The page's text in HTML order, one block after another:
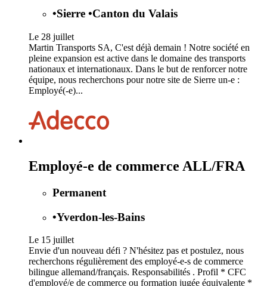
•Sierre •Canton du Valais
Le 28 juillet
Martin Transports SA, C'est déjà demain ! Notre société en
pleine expansion est active dans le domaine des transports
nationaux et internationaux. Dans le but de renforcer notre
équipe, nous recherchons pour notre site de Sierre un-e :
Employé(-e)...
Employé-e de commerce ALL/FRA
Permanent
•Yverdon-les-Bains
Le 15 juillet
Envie d'un nouveau défi ? N'hésitez pas et postulez, nous
recherchons régulièrement des employé-e-s de commerce
bilingue allemand/français. Responsabilités . Profil * CFC
d'employé/e de commerce ou formation jugée équivalente *